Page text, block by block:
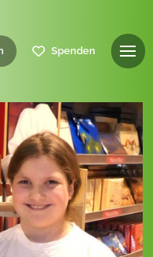
Spenden